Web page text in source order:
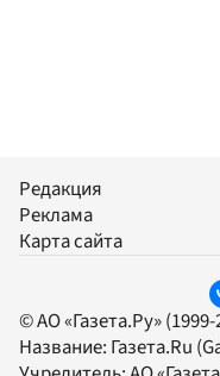
Редакция
Реклама
Карта сайта
© АО «Газета.Ру»
Название: Газета.Ru